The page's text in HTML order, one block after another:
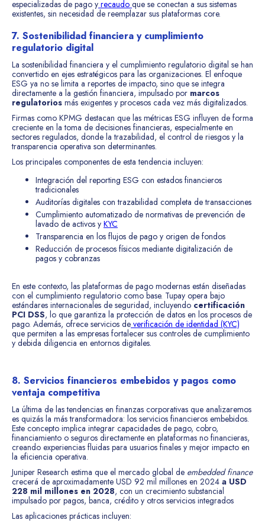
especializadas de pago y recaudo que se conectan a sus sistemas
existentes, sin necesidad de reemplazar sus plataformas core.
7. Sostenibilidad financiera y cumplimiento
regulatorio digital
La sostenibilidad financiera y el cumplimiento regulatorio digital se han
convertido en ejes estratégicos para las organizaciones. El enfoque
ESG ya no se limita a reportes de impacto, sino que se integra
directamente a la gestión financiera, impulsado por marcos
regulatorios más exigentes y procesos cada vez más digitalizados.
Firmas como KPMG destacan que las métricas ESG influyen de forma
creciente en la toma de decisiones financieras, especialmente en
sectores regulados, donde la trazabilidad, el control de riesgos y la
transparencia operativa son determinantes.
Los principales componentes de esta tendencia incluyen:
Integración del reporting ESG con estados financieros
tradicionales
Auditorías digitales con trazabilidad completa de transacciones
Cumplimiento automatizado de normativas de prevención de
lavado de activos y KYC
Transparencia en los flujos de pago y origen de fondos
Reducción de procesos físicos mediante digitalización de
pagos y cobranzas
En este contexto, las plataformas de pago modernas están diseñadas
con el cumplimiento regulatorio como base. Tupay opera bajo
estándares internacionales de seguridad, incluyendo certificación
PCI DSS, lo que garantiza la protección de datos en los procesos de
pago. Además, ofrece servicios de verificación de identidad (KYC)
que permiten a las empresas fortalecer sus controles de cumplimiento
y debida diligencia en entornos digitales.
8. Servicios financieros embebidos y pagos como
ventaja competitiva
La última de las tendencias en finanzas corporativas que analizaremos
es quizás la más transformadora: los servicios financieros embebidos.
Este concepto implica integrar capacidades de pago, cobro,
financiamiento o seguros directamente en plataformas no financieras,
creando experiencias fluidas para usuarios finales y mejor impacto en
la eficiencia operativa.
Juniper Research estima que el mercado global de embedded finance
crecerá de aproximadamente USD 92 mil millones en 2024 a USD
228 mil millones en 2028, con un crecimiento substancial
impulsado por pagos, banca, crédito y otros servicios integrados
Las aplicaciones prácticas incluyen: